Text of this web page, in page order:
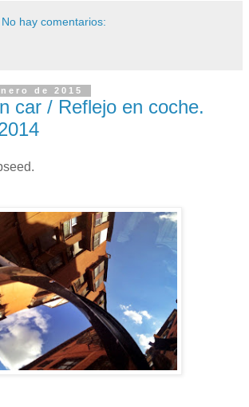
No hay comentarios:
de 2015
car / Reflejo en coche.